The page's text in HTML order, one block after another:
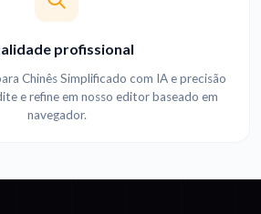
profissional
Chinês Simplificado com IA e precisão
e refine em nosso editor baseado em
navegador.